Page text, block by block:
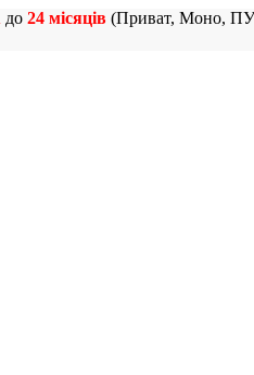
до 24 місяців(Приват, Моно,